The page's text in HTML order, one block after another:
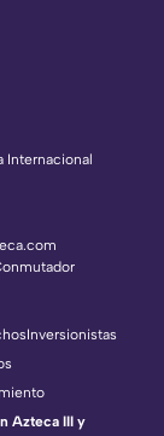
Internacional
Inversionistas
Azteca III y